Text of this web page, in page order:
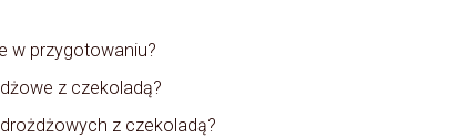
w przygotowaniu?
z czekoladą?
z czekoladą?